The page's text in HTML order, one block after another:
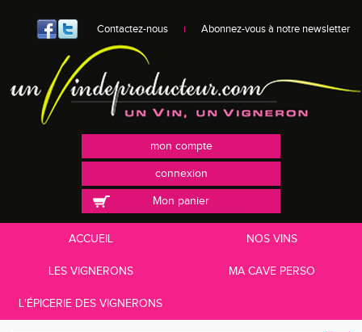
mon compte
connexion
Mon panier
ACCUEIL NOS VINS
LES VIGNERONS MA CAVE PERSO
L'ÉPICERIE DES VIGNERONS
Contactez-nous Abonnez-vous à notre newsletter